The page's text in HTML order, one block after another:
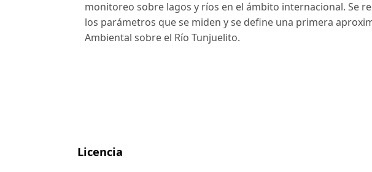
monitoreo sobre lagos y ríos en el ámbito internacional. Se
los parámetros que se miden y se define una primera
Ambiental sobre el Río Tunjuelito.
Licencia